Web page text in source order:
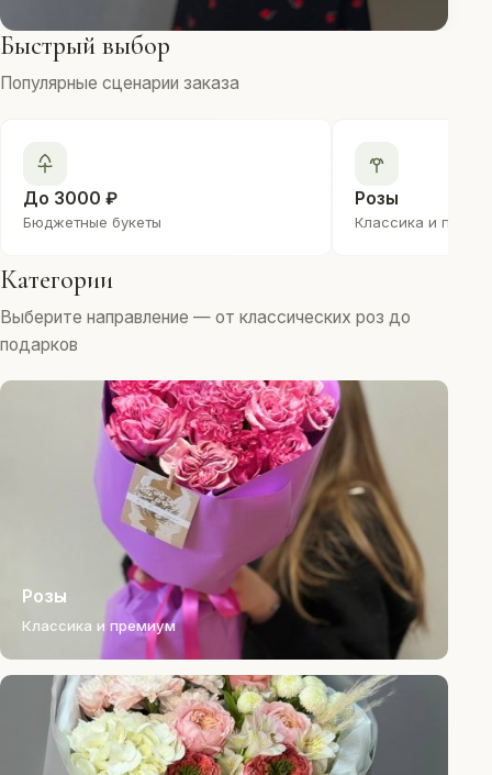
Быстрый выбор
Популярные сценарии заказа
До 3000 ₽
Бюджетные букеты
Розы
Классика и
Категории
Выберите направление — от классических роз до
подарков
Розы
Классика и премиум